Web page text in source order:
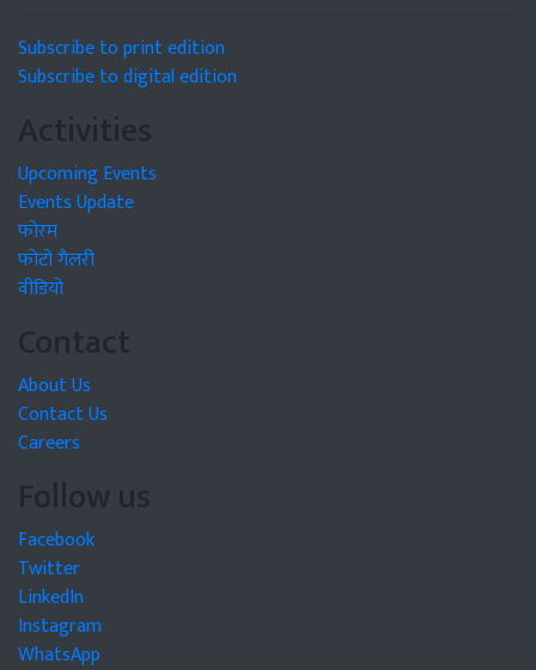
Subscribe to print edition
Subscribe to digital edition
Activities
Upcoming Events
Events Update
फोरम
फोटो गैलरी
वीडियो
Contact
About Us
Contact Us
Careers
Follow us
Facebook
Twitter
LinkedIn
Instagram
WhatsApp